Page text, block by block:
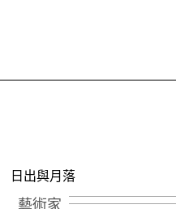
日出與月落
藝術家